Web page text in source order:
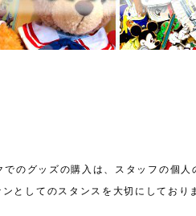
のグッズの購入は、スタッフの個人
としてのスタンスを大切にしており